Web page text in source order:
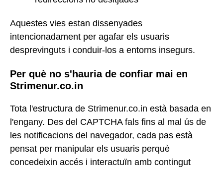
Aquestes vies estan dissenyades
intencionadament per agafar els usuaris
desprevinguts i conduir-los a entorns insegurs.
Per què no s'hauria de confiar mai en
Strimenur.co.in
Tota l'estructura de Strimenur.co.in està basada en
l'engany. Des del CAPTCHA fals fins al mal ús de
les notificacions del navegador, cada pas està
pensat per manipular els usuaris perquè
concedeixin accés i interactuïn amb contingut